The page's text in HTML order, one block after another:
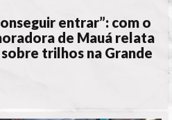
entrar”: com o
de Mauá relata
trilhos na Grande